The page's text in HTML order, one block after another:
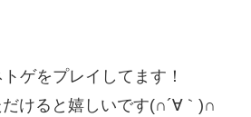
ゲをプレイしてます！
けると嬉しいです(∩´∀｀)∩